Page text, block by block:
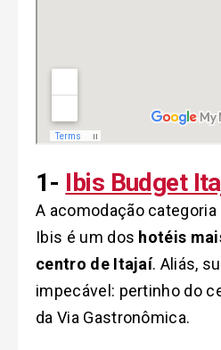
1- Ibis Budget
A acomodação
Ibis é um dos hotéis
centro de Itajaí. Aliás,
impecável: pertinho do
da Via Gastronômica.